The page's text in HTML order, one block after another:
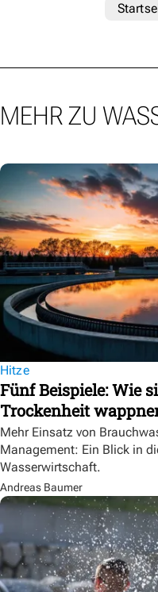
MEHR ZU
Hitze
Fünf Beispiele: Wie
Trockenheit
Mehr Einsatz von
Management: Ein Blick in
Wasserwirtschaft.
Andreas Baumer